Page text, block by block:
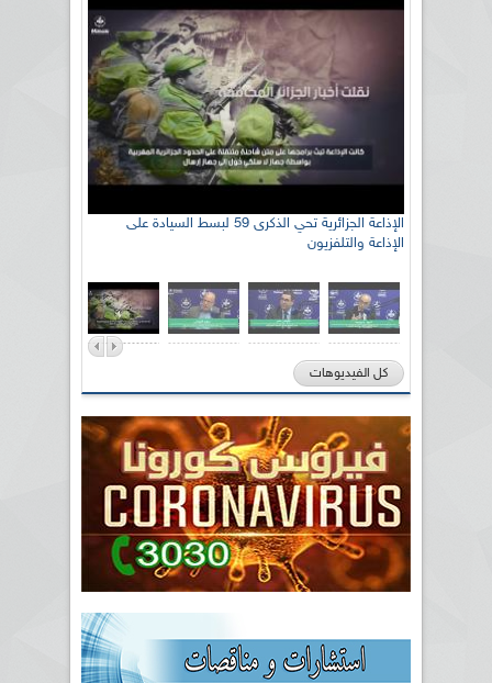
الإذاعة الجزائرية تحي الذكرى 59 لبسط السيادة على
الإذاعة والتلفزيون
رئيس اللجنة الوطنية الجزائرية للتضامن مع الشعب
الصحراوي السيد سعيد العياشي
كل الفيديوهات